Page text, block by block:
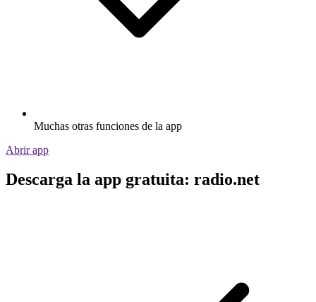
Muchas otras funciones de la app
Abrir app
Descarga la app gratuita: radio.net